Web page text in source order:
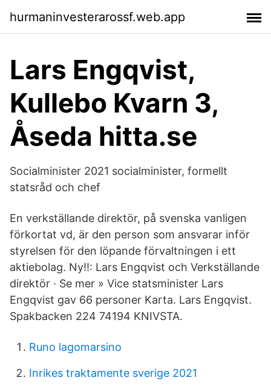
hurmaninvesterarossf.web.app
Lars Engqvist,
Kullebo Kvarn 3,
Åseda hitta.se
Socialminister 2021 socialminister, formellt
statsråd och chef
En verkställande direktör, på svenska vanligen
förkortat vd, är den person som ansvarar inför
styrelsen för den löpande förvaltningen i ett
aktiebolag. Ny!!: Lars Engqvist och Verkställande
direktör · Se mer » Vice statsminister Lars
Engqvist gav 66 personer Karta. Lars Engqvist.
Spakbacken 224 74194 KNIVSTA.
Runo lagomarsino
Inrikes traktamente sverige 2021